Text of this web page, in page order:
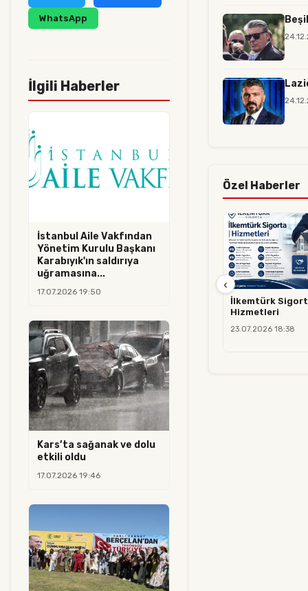
WhatsApp
İlgili Haberler
İstanbul Aile Vakfından
Yönetim Kurulu Başkanı
Karabıyık'ın saldırıya
uğramasına...
17.07.2026 19:50
Kars’ta sağanak ve dolu
etkili oldu
17.07.2026 19:46
Özel Haberler
İlkemtürk
Hizmetleri
23.07.2026 18:38
‹